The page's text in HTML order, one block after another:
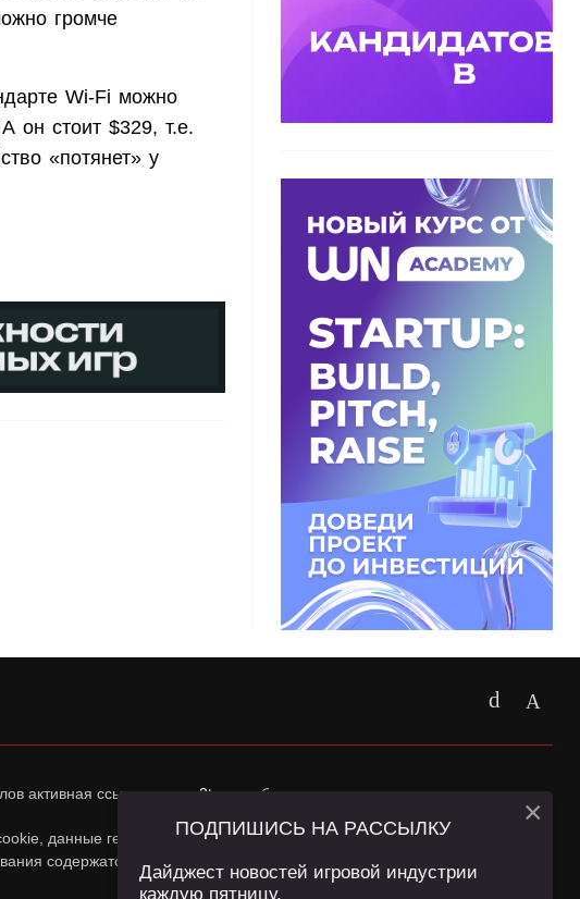
громче
Wi-Fi можно
он стоит $329, т.е.
«потянет» у
активная ссылка наapp2top.ruобязательна.
данные геолокации Пользователей сайта и сервис «Яндекс
содержатся в
Политике конфиденциальностии
ПОДПИШИСЬ НА РАССЫЛКУ
Дайджест новостей игровой индустрии
каждую пятницу.
×